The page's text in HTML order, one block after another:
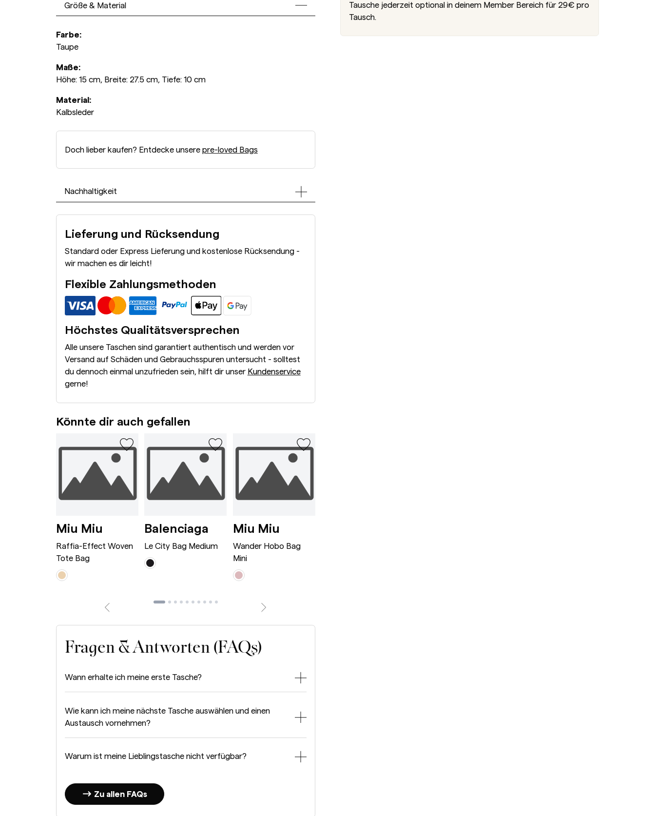
Größe & Material
Farbe:
Taupe
Maße:
Höhe: 15 cm, Breite: 27.5 cm, Tiefe: 10 cm
Material:
Kalbsleder
Doch lieber kaufen? Entdecke unsere pre-loved Bags
Nachhaltigkeit
Lieferung und Rücksendung
Standard oder Express Lieferung und kostenlose Rücksendung -
wir machen es dir leicht!
Flexible Zahlungsmethoden
Höchstes Qualitätsversprechen
Alle unsere Taschen sind garantiert authentisch und werden vor
Versand auf Schäden und Gebrauchsspuren untersucht - solltest
du dennoch einmal unzufrieden sein, hilft dir unser Kundenservice
gerne!
Könnte dir auch gefallen
Caramel
Dionysus Bag Mini Bordeaux
Miu Miu Raffia-Effect Woven Tote Bag White/Tan/Navy
Raffia-Effect Woven
Tote Bag
Balenciaga Le City Bag Medium Black/Metallic
Le City Bag Medium
Miu Miu
Wander Hobo Bag
Mini
Fragen & Antworten (FAQs)
Wann erhalte ich meine erste Tasche?
Wie kann ich meine nächste Tasche auswählen und einen
Austausch vornehmen?
Warum ist meine Lieblingstasche nicht verfügbar?
Zu allen FAQs
Tausche jederzeit optional in deinem Member Bereich für 29€ pro
Tausch.